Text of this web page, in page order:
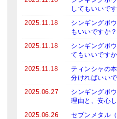
お得なアマナマナ・セット
特大シンギングボウル・特殊柄
スティック・マレット・リング
アマナマナのティンシャ
プレミアム・ティンシャ（L・
ベーシック・ティンシャ（4種）
してもいいで
2025.11.18
シンギングボ
もいいですか？
2025.11.18
シンギングボ
てもいいです
2025.11.18
ティンシャの
分ければいい
2025.06.27
シンギングボ
理由と、安心
2025.06.26
セブンメタル